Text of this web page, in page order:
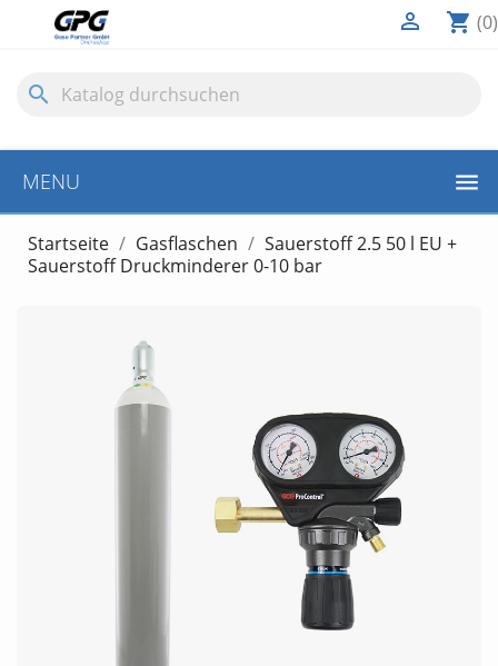
shopping_cart (0)

search
MENU
Startseite Gasflaschen
Sauerstoff 2.5 50 l EU +
Sauerstoff Druckminderer 0-10 bar